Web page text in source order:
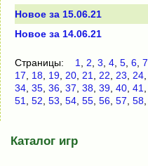
Новое за 15.06.21
Новое за 14.06.21
Страницы: 1 2 3 4 5 6 7
17
18 19 20 21 22 23 24
34 35 36 37 38 39 40 41
51
52 53 54 55 56 57 58
Каталог игр